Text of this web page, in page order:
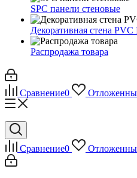
SPC панели стеновые
Декоративная стена PVC
Распродажа товара
Сравнение0
Сравнение0